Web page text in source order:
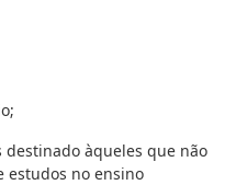
àqueles que não
estudos no ensino